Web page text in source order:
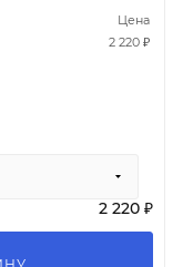
Цена
2 220 ₽
2 220 ₽